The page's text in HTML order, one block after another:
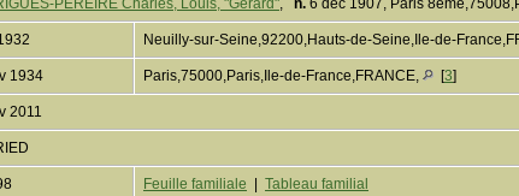
PEREIRE Charles, Louis, "Gérard", n. 6 déc 1907, Paris
Neuilly-sur-Seine,92200,Hauts-de-Seine,Ile-de-
1934 Paris,75000,Paris,Ile-de-France,FRANCE, [3]
2011
Feuille familiale Tableau familial